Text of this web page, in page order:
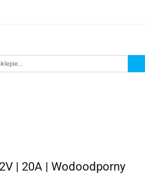
| 20A | Wodoodporny